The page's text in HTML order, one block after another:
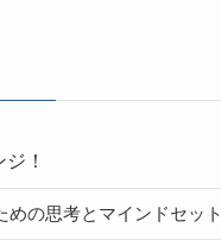
！
めの思考とマインドセット